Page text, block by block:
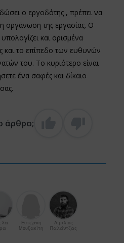
ο εργοδότης , πρέπει να
οργάνωση της εργασίας. Ο
και ορισμένα
και το επίπεδο των ευθυνών
του. Το κυριότερο είναι
ένα σαφές και δίκαιο
άρθρο;
Ευτέρπη
Μουζακίτη
Αιμίλιος
Παλάντζας